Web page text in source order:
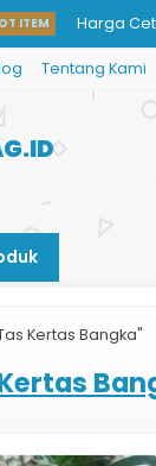
ITEM Harga
Tas Kertas
Custom
Paper
Paper
Tentang Kami
Kertas Bangka"